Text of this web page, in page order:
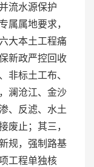
流水源保护
属属地要求，
大本土工程痛
新政严控回收
非标土工布、
澜沧江、金沙
、反滤、水土
废止；其三，
规，强制路基
工程单独核